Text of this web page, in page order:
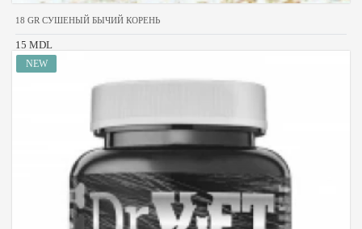
18 GR СУШЕНЫЙ БЫЧИЙ КОРЕНЬ
15 MDL